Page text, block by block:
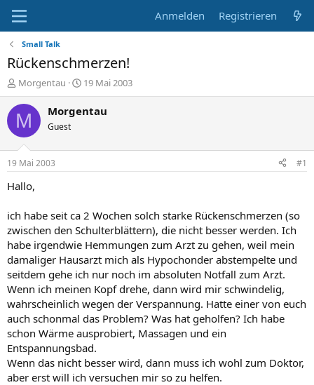
Anmelden Registrieren
Small Talk
Rückenschmerzen!
E
r
s
t
e
r
Morgentau
E
r
s
t
19 Mai 2003
M Morgentau
Guest
19 Mai 2003 #1
Hallo,
ich habe seit ca 2 Wochen solch starke Rückenschmerzen (so
zwischen den Schulterblättern), die nicht besser werden. Ich
habe irgendwie Hemmungen zum Arzt zu gehen, weil mein
damaliger Hausarzt mich als Hypochonder abstempelte und
seitdem gehe ich nur noch im absoluten Notfall zum Arzt.
Wenn ich meinen Kopf drehe, dann wird mir schwindelig,
wahrscheinlich wegen der Verspannung. Hatte einer von euch
auch schonmal das Problem? Was hat geholfen? Ich habe
schon Wärme ausprobiert, Massagen und ein
Entspannungsbad.
Wenn das nicht besser wird, dann muss ich wohl zum Doktor,
aber erst will ich versuchen mir so zu helfen.